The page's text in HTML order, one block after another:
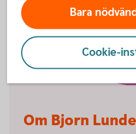
Om Bjorn
Bara
Cookie-